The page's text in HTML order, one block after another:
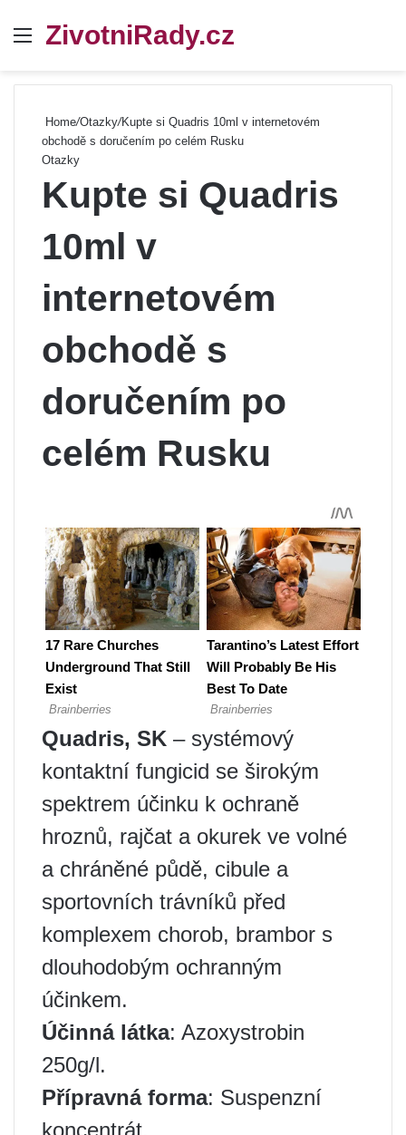
Menu
ZivotniRady.cz
Home/Otazky/Kupte si Quadris 10ml v internetovém
obchodě s doručením po celém Rusku
Otazky
Kupte si Quadris
10ml v
internetovém
obchodě s
doručením po
celém Rusku
Quadris, SK – systémový
kontaktní fungicid se širokým
spektrem účinku k ochraně
hroznů, rajčat a okurek ve volné
a chráněné půdě, cibule a
sportovních trávníků před
komplexem chorob, brambor s
dlouhodobým ochranným
účinkem.
Účinná látka: Azoxystrobin
250g/l.
Přípravná forma: Suspenzní
koncentrát.